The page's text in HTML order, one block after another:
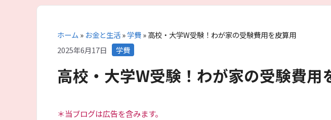
ホーム» お金と生活»学費»高校・大学W受験！わが家の受験費用を皮算用
2025年6月17日 カ
テ
ゴ
リ
学費
高校・大学W受験！わが家の受験費用
＊当ブログは広告を含みます。